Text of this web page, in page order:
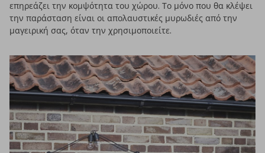
επηρεάζει την κομψότητα του χώρου. Το μόνο που θα κλέψει
την παράσταση είναι οι απολαυστικές μυρωδιές από την
μαγειρική σας, όταν την χρησιμοποιείτε.